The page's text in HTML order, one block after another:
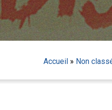
Accueil » Non